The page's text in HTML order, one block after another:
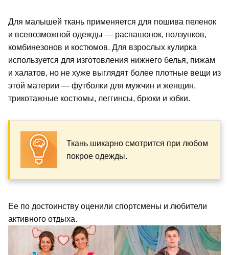
Для малышей ткань применяется для пошива пеленок
и всевозможной одежды — распашонок, ползунков,
комбинезонов и костюмов. Для взрослых кулирка
используется для изготовления нижнего белья, пижам
и халатов, но не хуже выглядят более плотные вещи из
этой материи — футболки для мужчин и женщин,
трикотажные костюмы, леггинсы, брюки и юбки.
Ткань шикарно смотрится при любом
покрое одежды.
Ее по достоинству оценили спортсмены и любители
активного отдыха.